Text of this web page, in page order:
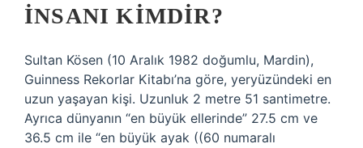
INSANI KIMDIR?
Sultan Kösen (10 Aralık 1982 doğumlu, Mardin),
Guinness Rekorlar Kitabı’na göre, yeryüzündeki en
uzun yaşayan kişi. Uzunluk 2 metre 51 santimetre.
Ayrıca dünyanın “en büyük ellerinde” 27.5 cm ve
36.5 cm ile “en büyük ayak ((60 numaralı